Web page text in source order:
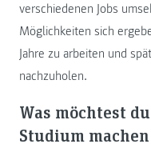
verschiedenen Jobs
Möglichkeiten sich
Jahre zu arbeiten und
nachzuholen.
Was möchtest
Studium